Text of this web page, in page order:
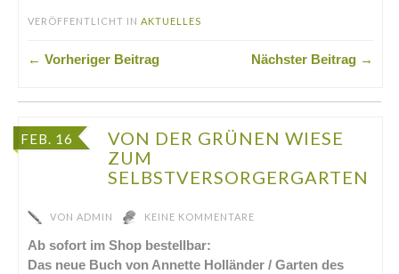
VERÖFFENTLICHT IN AKTUELLES
← Vorheriger Beitrag Nächster Beitrag →
FEB. 16
VON DER GRÜNEN WIESE
ZUM
SELBSTVERSORGERGARTEN
VON ADMIN KEINE KOMMENTARE
Ab sofort im Shop bestellbar:
Das neue Buch von Annette Holländer / Garten des